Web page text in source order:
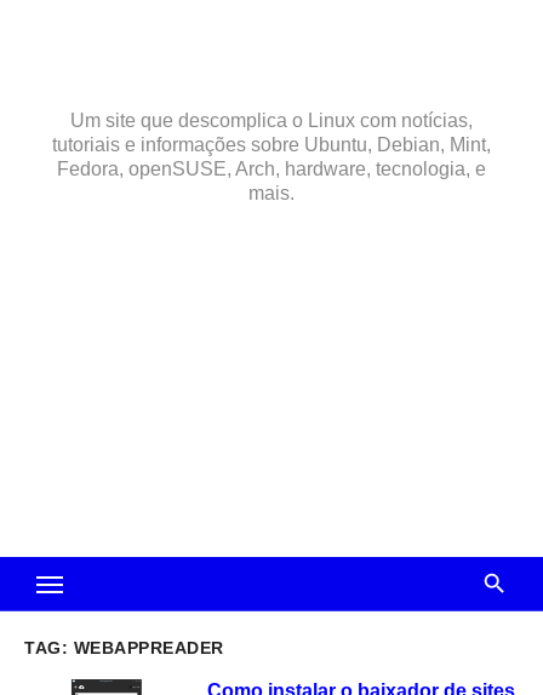
Um site que descomplica o Linux com notícias,
tutoriais e informações sobre Ubuntu, Debian, Mint,
Fedora, openSUSE, Arch, hardware, tecnologia, e
mais.
TAG: WEBAPPREADER
Como instalar o baixador de sites